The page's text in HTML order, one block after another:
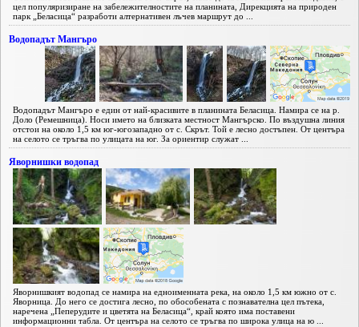
цел популяризиране на забележителностите на планината, Дирекцията на природен
парк „Беласица“ разработи алтернативен лъчев маршрут до ...
Водопадът Мангъро
Водопадът Мангъро е един от най-красивите в планината Беласица. Намира се на р.
Доло (Ремешница). Носи името на близката местност Мангърско. По въздушна линия
отстои на около 1,5 км юг-югозападно от с. Скрът. Той е лесно достъпен. От центъра
на селото се тръгва по улицата на юг. За ориентир служат ...
Яворнишки водопад
Яворнишкият водопад се намира на едноименната река, на около 1,5 км южно от с.
Яворница. До него се достига лесно, по обособената с познавателна цел пътека,
наречена „Пеперудите и цветята на Беласица“, край която има поставени
информационни табла. От центъра на селото се тръгва по широка улица на ю ...